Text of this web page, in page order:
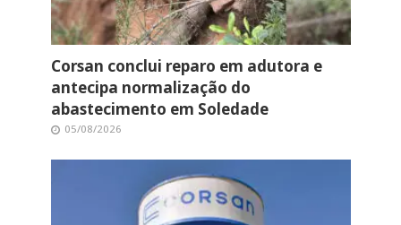
Corsan conclui reparo em adutora e
antecipa normalização do
abastecimento em Soledade
05/08/2026